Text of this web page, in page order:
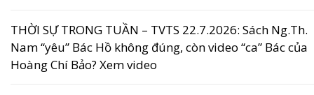
THỜI SỰ TRONG TUẦN – TVTS 22.7.2026: Sách Ng.Th.
Nam “yêu” Bác Hồ không đúng, còn video “ca” Bác của
Hoàng Chí Bảo? Xem video